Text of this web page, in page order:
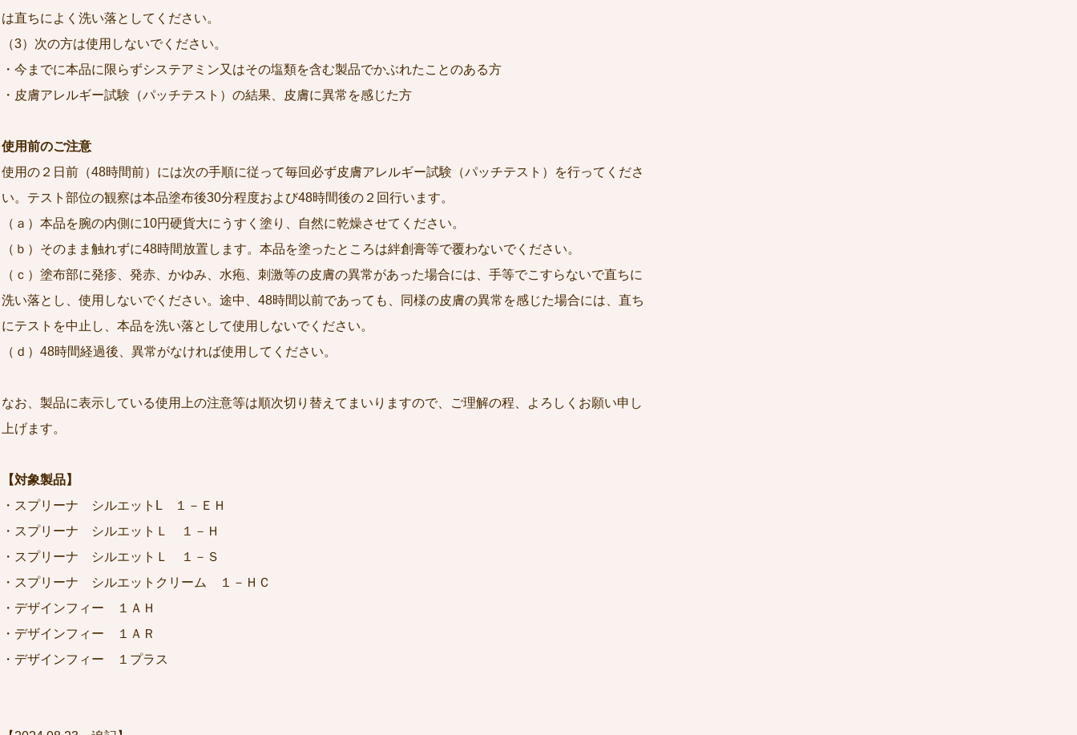
は直ちによく洗い落としてください。
（3）次の方は使用しないでください。
・今までに本品に限らずシステアミン又はその塩類を含む製品でかぶれたことのある方
・皮膚アレルギー試験（パッチテスト）の結果、皮膚に異常を感じた方
使用前のご注意
使用の２日前（48時間前）には次の手順に従って毎回必ず皮膚アレルギー試験（パッチテスト）を行ってくださ
い。テスト部位の観察は本品塗布後30分程度および48時間後の２回行います。
（ａ）本品を腕の内側に10円硬貨大にうすく塗り、自然に乾燥させてください。
（ｂ）そのまま触れずに48時間放置します。本品を塗ったところは絆創膏等で覆わないでください。
（ｃ）塗布部に発疹、発赤、かゆみ、水疱、刺激等の皮膚の異常があった場合には、手等でこすらないで直ちに
洗い落とし、使用しないでください。途中、48時間以前であっても、同様の皮膚の異常を感じた場合には、直ち
にテストを中止し、本品を洗い落として使用しないでください。
（ｄ）48時間経過後、異常がなければ使用してください。
なお、製品に表示している使用上の注意等は順次切り替えてまいりますので、ご理解の程、よろしくお願い申し
上げます。
【対象製品】
・スプリーナ シルエットL １－ＥＨ
・スプリーナ シルエットＬ １－Ｈ
・スプリーナ シルエットＬ １－Ｓ
・スプリーナ シルエットクリーム １－ＨＣ
・デザインフィー １ＡＨ
・デザインフィー １ＡＲ
・デザインフィー １プラス